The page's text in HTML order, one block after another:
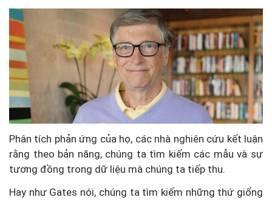
Phân tích phản ứng của họ, các nhà nghiên cứu kết luận
rằng theo bản năng, chúng ta tìm kiếm các mẫu và sự
tương đồng trong dữ liệu mà chúng ta tiếp thu.
Hay như Gates nói, chúng ta tìm kiếm những thứ giống